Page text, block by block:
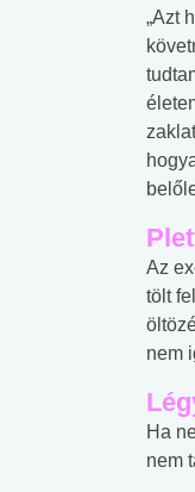
„Azt
Az
tölt
nem
Ha
nem